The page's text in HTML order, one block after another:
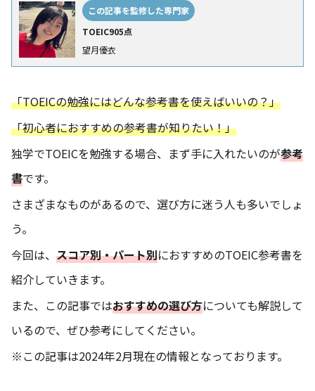
この記事を監修した専門家
TOEIC905点
望月優衣
「TOEICの勉強にはどんな参考書を使えばいいの？」
「初心者におすすめの参考書が知りたい！」
独学でTOEICを勉強する場合、まず手に入れたいのが参考
書です。
さまざまなものがあるので、選び方に迷う人も多いでしょ
う。
今回は、 スコア別・パート別におすすめのTOEIC参考書を
紹介していきます。
また、この記事ではおすすめの選び方についても解説して
いるので、ぜひ参考にしてください。
※この記事は2024年2月現在の情報となっております。